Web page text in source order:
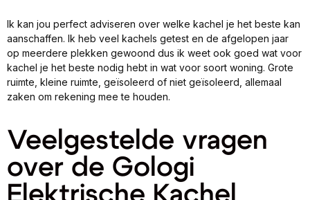
Ik kan jou perfect adviseren over welke kachel je het beste kan
aanschaffen. Ik heb veel kachels getest en de afgelopen jaar
op meerdere plekken gewoond dus ik weet ook goed wat voor
kachel je het beste nodig hebt in wat voor soort woning. Grote
ruimte, kleine ruimte, geïsoleerd of niet geïsoleerd, allemaal
zaken om rekening mee te houden.
Veelgestelde vragen
over de Gologi